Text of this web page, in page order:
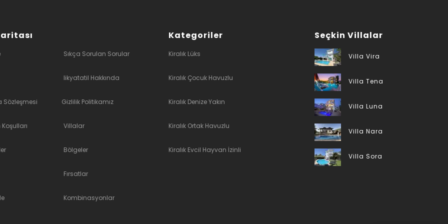
Sıkça Sorulan Sorular
likyatatil Hakkında
Sözleşmesi Gizlilik Politikamız
Villalar
Bölgeler
Fırsatlar
Kombinasyonlar
Kategoriler
Kiralık Lüks
Kiralık Çocuk Havuzlu
Kiralık Denize Yakın
Kiralık Ortak Havuzlu
Kiralık Evcil Hayvan İzinli
Seçkin Villalar
Villa Vira
Villa Tena
Villa Luna
Villa Nara
Villa Sora